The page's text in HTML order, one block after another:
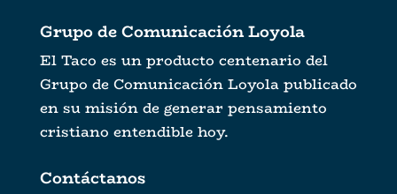
Grupo de Comunicación Loyola
El Taco es un producto centenario del
Grupo de Comunicación Loyola publicado
en su misión de generar pensamiento
cristiano entendible hoy.
Contáctanos